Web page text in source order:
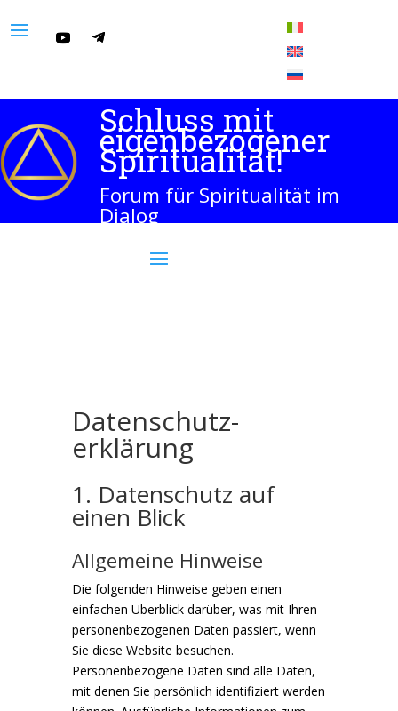
Schluss mit
eigenbezogener
Spiritualität!
Forum für Spiritualität im
Dialog
Datenschutz­
erklärung
1. Datenschutz auf
einen Blick
Allgemeine Hinweise
Die folgenden Hinweise geben einen
einfachen Überblick darüber, was mit Ihren
personenbezogenen Daten passiert, wenn
Sie diese Website besuchen.
Personenbezogene Daten sind alle Daten,
mit denen Sie persönlich identifiziert werden